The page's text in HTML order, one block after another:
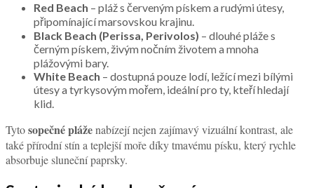
Red Beach – pláž s červeným pískem a rudými útesy,
připomínající marsovskou krajinu.
Black Beach (Perissa, Perivolos) – dlouhé pláže s
černým pískem, živým nočním životem a mnoha
plážovými bary.
White Beach – dostupná pouze lodí, ležící mezi bílými
útesy a tyrkysovým mořem, ideální pro ty, kteří hledají
klid.
Tytosopečné pláženabízejí nejen zajímavý vizuální kontrast, ale
také přírodní stín a teplejší moře díky tmavému písku, který rychle
absorbuje sluneční paprsky.